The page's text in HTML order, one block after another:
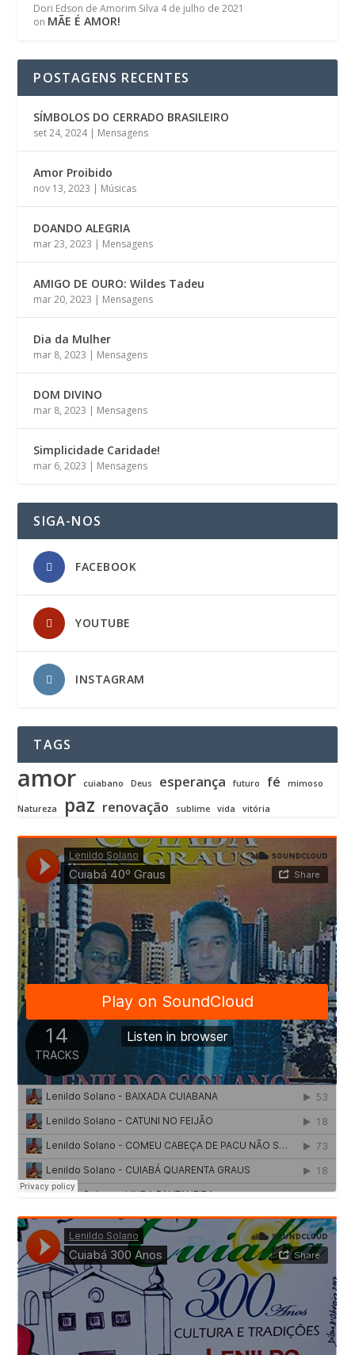
Dori Edson de Amorim Silva 4 de julho de 2021
on MÃE É AMOR!
POSTAGENS RECENTES
SÍMBOLOS DO CERRADO BRASILEIRO
set 24, 2024| Mensagens
Amor Proibido
nov 13, 2023 | Músicas
DOANDO ALEGRIA
mar 23, 2023 | Mensagens
AMIGO DE OURO: Wildes Tadeu
mar 20, 2023 | Mensagens
Dia da Mulher
mar 8, 2023 | Mensagens
DOM DIVINO
mar 8, 2023 | Mensagens
Simplicidade Caridade!
mar 6, 2023 | Mensagens
SIGA-NOS
FACEBOOK
YOUTUBE
INSTAGRAM
TAGS
amor cuiabano Deus esperança futuro fé mimoso
Natureza paz renovação sublime vida vitória